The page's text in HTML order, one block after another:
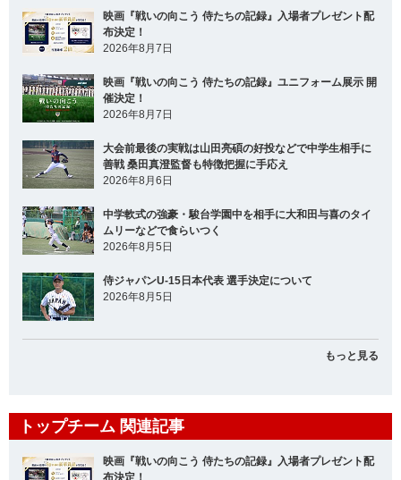
映画『戦いの向こう 侍たちの記録』入場者プレゼント配
布決定！
2026年8月7日
映画『戦いの向こう 侍たちの記録』ユニフォーム展示 開
催決定！
2026年8月7日
大会前最後の実戦は山田亮碩の好投などで中学生相手に
善戦 桑田真澄監督も特徴把握に手応え
2026年8月6日
中学軟式の強豪・駿台学園中を相手に大和田与喜のタイ
ムリーなどで食らいつく
2026年8月5日
侍ジャパンU-15日本代表 選手決定について
2026年8月5日
もっと見る
トップチーム 関連記事
映画『戦いの向こう 侍たちの記録』入場者プレゼント配